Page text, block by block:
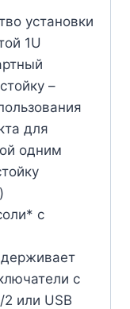
установки
1U
–
для
одним
с
с
или USB